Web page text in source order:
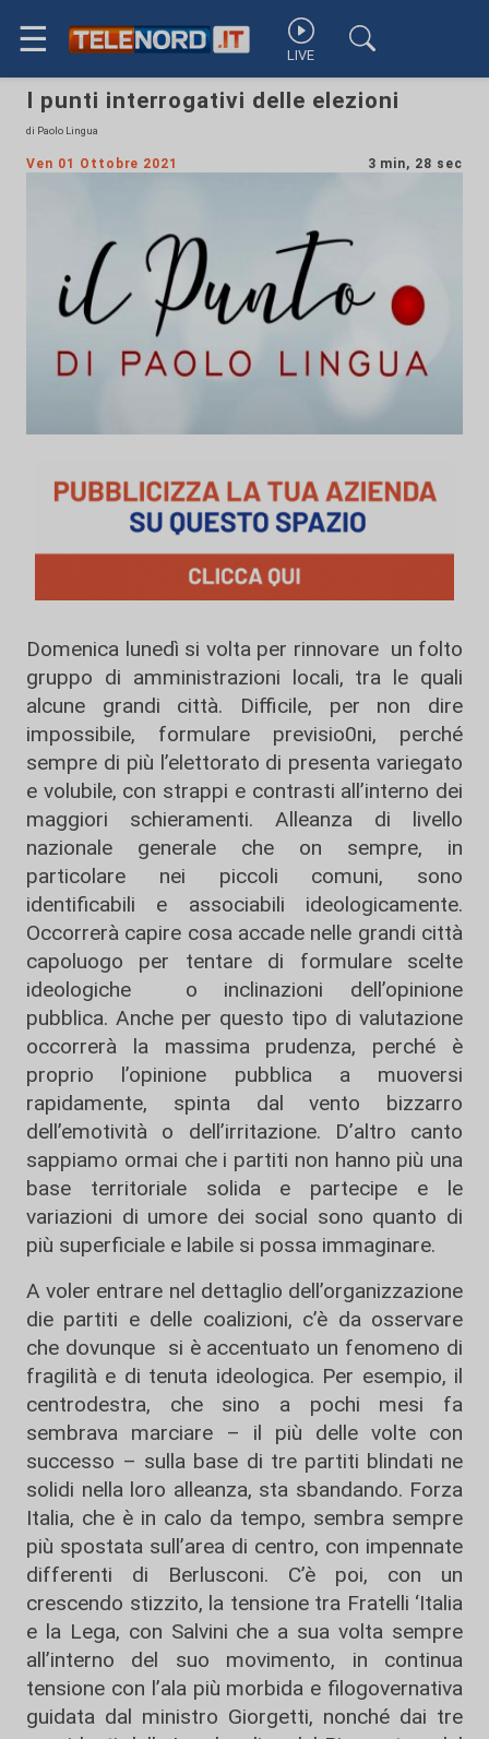
☰ LIVE
I punti interrogativi delle elezioni
di Paolo Lingua
Ven 01 Ottobre 2021 3 min, 28 sec
Domenica lunedì si volta per rinnovare un folto
gruppo di amministrazioni locali, tra le quali
alcune grandi città. Difficile, per non dire
impossibile, formulare previsio0ni, perché
sempre di più l’elettorato di presenta variegato
e volubile, con strappi e contrasti all’interno dei
maggiori schieramenti. Alleanza di livello
nazionale generale che on sempre, in
particolare nei piccoli comuni, sono
identificabili e associabili ideologicamente.
Occorrerà capire cosa accade nelle grandi città
capoluogo per tentare di formulare scelte
ideologiche o inclinazioni dell’opinione
pubblica. Anche per questo tipo di valutazione
occorrerà la massima prudenza, perché è
proprio l’opinione pubblica a muoversi
rapidamente, spinta dal vento bizzarro
dell’emotività o dell’irritazione. D’altro canto
sappiamo ormai che i partiti non hanno più una
base territoriale solida e partecipe e le
variazioni di umore dei social sono quanto di
più superficiale e labile si possa immaginare.
A voler entrare nel dettaglio dell’organizzazione
die partiti e delle coalizioni, c’è da osservare
che dovunque si è accentuato un fenomeno di
fragilità e di tenuta ideologica. Per esempio, il
centrodestra, che sino a pochi mesi fa
sembrava marciare – il più delle volte con
successo – sulla base di tre partiti blindati ne
solidi nella loro alleanza, sta sbandando. Forza
Italia, che è in calo da tempo, sembra sempre
più spostata sull’area di centro, con impennate
differenti di Berlusconi. C’è poi, con un
crescendo stizzito, la tensione tra Fratelli ‘Italia
e la Lega, con Salvini che a sua volta sempre
all’interno del suo movimento, in continua
tensione con l’ala più morbida e filogovernativa
guidata dal ministro Giorgetti, nonché dai tre